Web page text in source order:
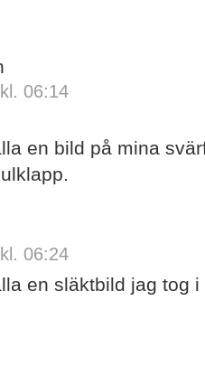
06:14
en bild på mina
06:24
en släktbild jag tog